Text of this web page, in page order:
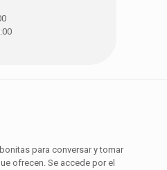
para conversar y tomar
ofrecen. Se accede por el